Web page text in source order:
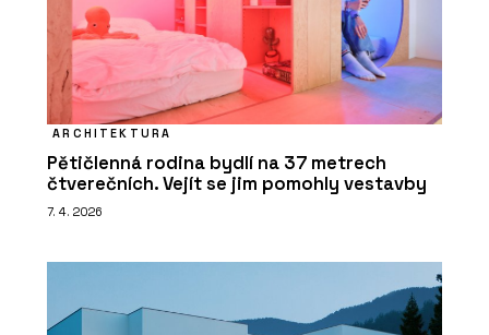
ARCHITEKTURA
Pětičlenná rodina bydlí na 37 metrech
čtverečních. Vejít se jim pomohly vestavby
7. 4. 2026